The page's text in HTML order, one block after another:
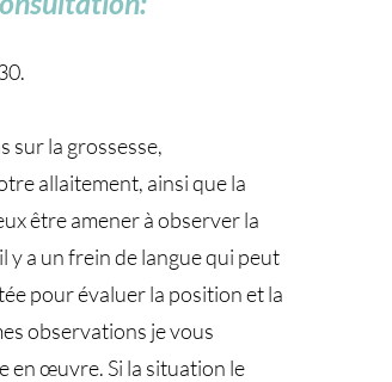
sur la grossesse,
allaitement, ainsi que la
être amener à observer la
a un frein de langue qui peut
pour évaluer la position et la
observations je vous
en œuvre. Si la situation le